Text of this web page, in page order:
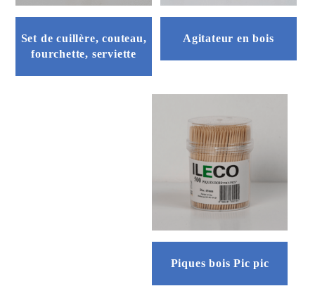
Set de cuillère, couteau,
fourchette, serviette
Agitateur en bois
plusieurs
variations.
options
peuvent
choisies
page
Piques bois Pic pic